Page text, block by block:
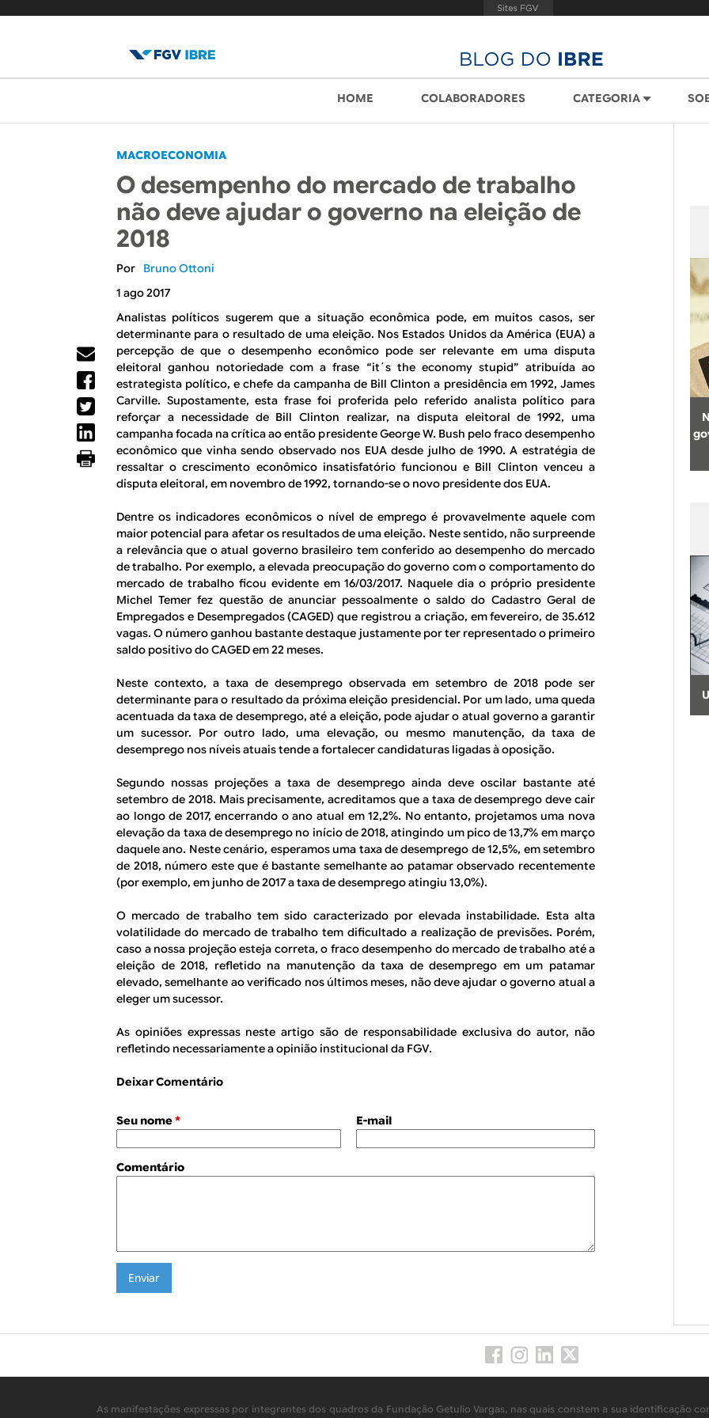
l
o
g
d
o
I
B
R
E
u
p
r
i
n
c
i
p
a
l
HOME COLABORADORES CATEGORIA
MACROECONOMIA
O desempenho do mercado de trabalho
não deve ajudar o governo na eleição de
2018
Bruno Ottoni
1 ago 2017
Analistas políticos sugerem que a situação econômica pode, em muitos casos, ser
determinante para o resultado de uma eleição. Nos Estados Unidos da América (EUA) a
percepção de que o desempenho econômico pode ser relevante em uma disputa
eleitoral ganhou notoriedade com a frase “it´s the economy stupid” atribuída ao
estrategista político, e chefe da campanha de Bill Clinton a presidência em 1992, James
Carville. Supostamente, esta frase foi proferida pelo referido analista político para
reforçar a necessidade de Bill Clinton realizar, na disputa eleitoral de 1992, uma
campanha focada na crítica ao então presidente George W. Bush pelo fraco desempenho
econômico que vinha sendo observado nos EUA desde julho de 1990. A estratégia de
ressaltar o crescimento econômico insatisfatório funcionou e Bill Clinton venceu a
disputa eleitoral, em novembro de 1992, tornando-se o novo presidente dos EUA.
Dentre os indicadores econômicos o nível de emprego é provavelmente aquele com
maior potencial para afetar os resultados de uma eleição. Neste sentido, não surpreende
a relevância que o atual governo brasileiro tem conferido ao desempenho do mercado
de trabalho. Por exemplo, a elevada preocupação do governo com o comportamento do
mercado de trabalho ficou evidente em 16/03/2017. Naquele dia o próprio presidente
Michel Temer fez questão de anunciar pessoalmente o saldo do Cadastro Geral de
Empregados e Desempregados (CAGED) que registrou a criação, em fevereiro, de 35.612
vagas. O número ganhou bastante destaque justamente por ter representado o primeiro
saldo positivo do CAGED em 22 meses.
Neste contexto, a taxa de desemprego observada em setembro de 2018 pode ser
determinante para o resultado da próxima eleição presidencial. Por um lado, uma queda
acentuada da taxa de desemprego, até a eleição, pode ajudar o atual governo a garantir
um sucessor. Por outro lado, uma elevação, ou mesmo manutenção, da taxa de
desemprego nos níveis atuais tende a fortalecer candidaturas ligadas à oposição.
Segundo nossas projeções a taxa de desemprego ainda deve oscilar bastante até
setembro de 2018. Mais precisamente, acreditamos que a taxa de desemprego deve cair
ao longo de 2017, encerrando o ano atual em 12,2%. No entanto, projetamos uma nova
elevação da taxa de desemprego no início de 2018, atingindo um pico de 13,7% em março
daquele ano. Neste cenário, esperamos uma taxa de desemprego de 12,5%, em setembro
de 2018, número este que é bastante semelhante ao patamar observado recentemente
(por exemplo, em junho de 2017 a taxa de desemprego atingiu 13,0%).
O mercado de trabalho tem sido caracterizado por elevada instabilidade. Esta alta
volatilidade do mercado de trabalho tem dificultado a realização de previsões. Porém,
caso a nossa projeção esteja correta, o fraco desempenho do mercado de trabalho até a
eleição de 2018, refletido na manutenção da taxa de desemprego em um patamar
elevado, semelhante ao verificado nos últimos meses, não deve ajudar o governo atual a
eleger um sucessor.
As opiniões expressas neste artigo são de responsabilidade exclusiva do autor, não
refletindo necessariamente a opinião institucional da FGV.
Deixar Comentário
Seu nome* E-mail
Comentário
As manifestações expressas por integrantes dos quadros da Fundação Getulio Vargas, nas quais constem a sua identificação